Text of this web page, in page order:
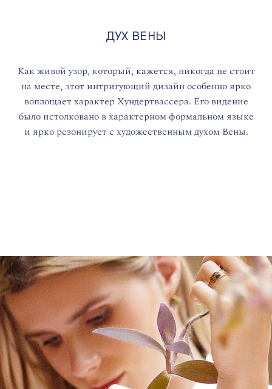
ДУХ ВЕНЫ
Как живой узор, который, кажется, никогда не стоит
на месте, этот интригующий дизайн особенно ярко
воплощает характер Хундертвассера. Его видение
было истолковано в характерном формальном языке
и ярко резонирует с художественным духом Вены.